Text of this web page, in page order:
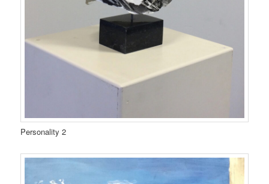
Personality 2